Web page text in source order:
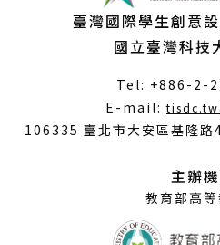
臺灣國際學生創意
國立臺灣科技
Tel: +886-2-
E-mail:
106335 臺北市大安區基隆
主辦
教育部高